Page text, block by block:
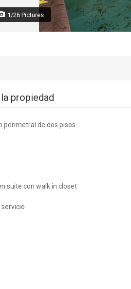
1/26 Pictures
propiedad
perimetral de dos pisos
suite con walk in closet